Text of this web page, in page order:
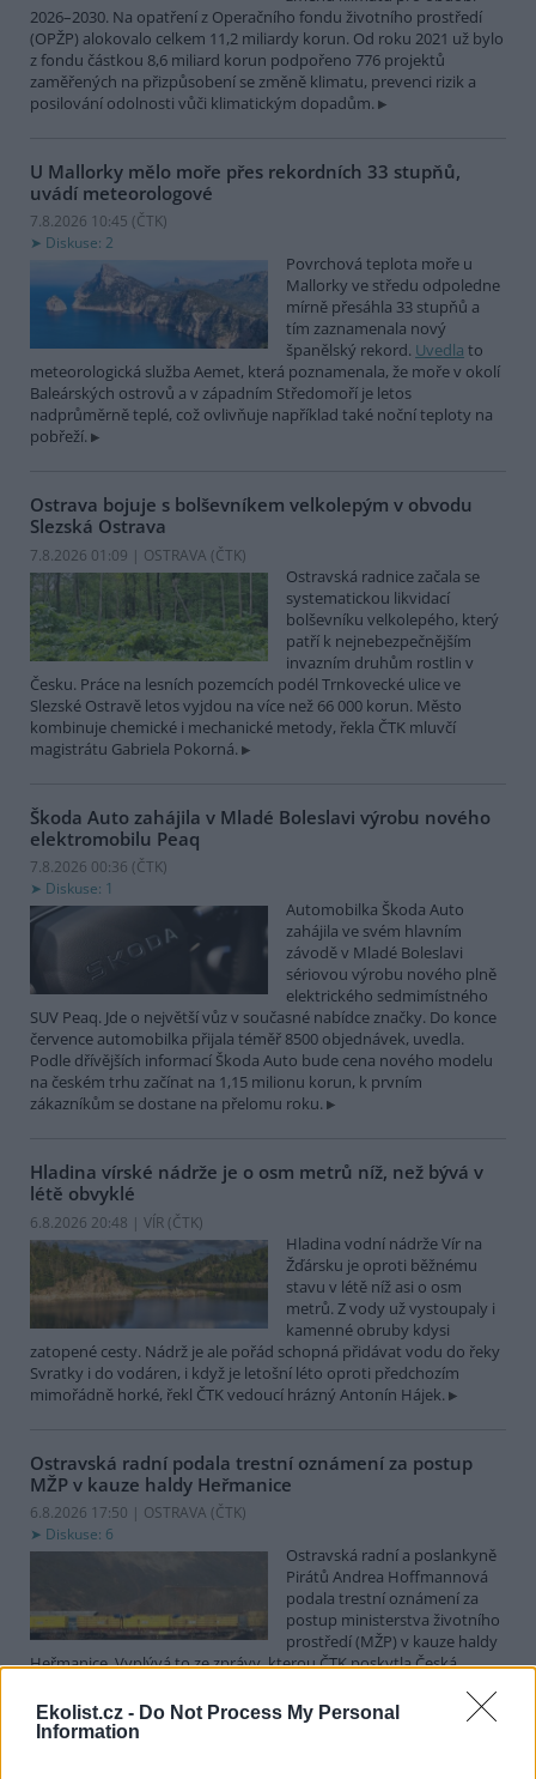
Ekolist.cz - Do Not Process My Personal
Information
2026–2030. Na opatření z Operačního fondu životního prostředí
(OPŽP) alokovalo celkem 11,2 miliardy korun. Od roku 2021 už bylo
z fondu částkou 8,6 miliard korun podpořeno 776 projektů
zaměřených na přizpůsobení se změně klimatu, prevenci rizik a
posilování odolnosti vůči klimatickým dopadům.
U Mallorky mělo moře přes rekordních 33 stupňů,
uvádí meteorologové
7.8.2026 10:45 (ČTK)
Diskuse: 2
Povrchová teplota moře u
Mallorky ve středu odpoledne
mírně přesáhla 33 stupňů a
tím zaznamenala nový
španělský rekord. Uvedla to
meteorologická služba Aemet, která poznamenala, že moře v okolí
Baleárských ostrovů a v západním Středomoří je letos
nadprůměrně teplé, což ovlivňuje například také noční teploty na
pobřeží.
Ostrava bojuje s bolševníkem velkolepým v obvodu
Slezská Ostrava
7.8.2026 01:09 | OSTRAVA (ČTK)
Ostravská radnice začala se
systematickou likvidací
bolševníku velkolepého, který
patří k nejnebezpečnějším
invazním druhům rostlin v
Česku. Práce na lesních pozemcích podél Trnkovecké ulice ve
Slezské Ostravě letos vyjdou na více než 66 000 korun. Město
kombinuje chemické i mechanické metody, řekla ČTK mluvčí
magistrátu Gabriela Pokorná.
Škoda Auto zahájila v Mladé Boleslavi výrobu nového
elektromobilu Peaq
7.8.2026 00:36 (ČTK)
Diskuse: 1
Automobilka Škoda Auto
zahájila ve svém hlavním
závodě v Mladé Boleslavi
sériovou výrobu nového plně
elektrického sedmimístného
SUV Peaq. Jde o největší vůz v současné nabídce značky. Do konce
července automobilka přijala téměř 8500 objednávek, uvedla.
Podle dřívějších informací Škoda Auto bude cena nového modelu
na českém trhu začínat na 1,15 milionu korun, k prvním
zákazníkům se dostane na přelomu roku.
Hladina vírské nádrže je o osm metrů níž, než bývá v
létě obvyklé
6.8.2026 20:48 | VÍR (ČTK)
Hladina vodní nádrže Vír na
Žďársku je oproti běžnému
stavu v létě níž asi o osm
metrů. Z vody už vystoupaly i
kamenné obruby kdysi
zatopené cesty. Nádrž je ale pořád schopná přidávat vodu do řeky
Svratky i do vodáren, i když je letošní léto oproti předchozím
mimořádně horké, řekl ČTK vedoucí hrázný Antonín Hájek.
Ostravská radní podala trestní oznámení za postup
MŽP v kauze haldy Heřmanice
6.8.2026 17:50 | OSTRAVA (ČTK)
Diskuse: 6
Ostravská radní a poslankyně
Pirátů Andrea Hoffmannová
podala trestní oznámení za
postup ministerstva životního
prostředí (MŽP) v kauze haldy
Heřmanice. Vyplývá to ze zprávy, kterou ČTK poskytla Česká
případu České inspekci životního prostředí (ČIŽP) a zastavení řízení.
Hoffmannová ČTK sdělila, že trestní oznámení podala proti dosud